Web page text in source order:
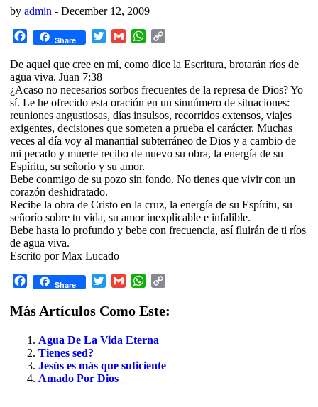
byadmin -December 12, 2009
FacebookShare TwitterGmailWhatsApp
De aquel que cree en mí, como dice la Escritura, brotarán ríos de
agua viva. Juan 7:38
¿Acaso no necesarios sorbos frecuentes de la represa de Dios? Yo
sí. Le he ofrecido esta oración en un sinnúmero de situaciones:
reuniones angustiosas, días insulsos, recorridos extensos, viajes
exigentes, decisiones que someten a prueba el carácter. Muchas
veces al día voy al manantial subterráneo de Dios y a cambio de
mi pecado y muerte recibo de nuevo su obra, la energía de su
Espíritu, su señorío y su amor.
Bebe conmigo de su pozo sin fondo. No tienes que vivir con un
corazón deshidratado.
Recibe la obra de Cristo en la cruz, la energía de su Espíritu, su
señorío sobre tu vida, su amor inexplicable e infalible.
Bebe hasta lo profundo y bebe con frecuencia, así fluirán de ti ríos
de agua viva.
Escrito por Max Lucado
FacebookShare TwitterGmailWhatsApp
Más Artículos Como Este:
Agua De La Vida Eterna
Tienes sed?
Jesús es más que suficiente
Amado Por Dios